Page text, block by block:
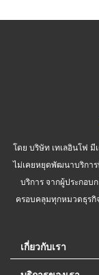
โดย บริษัท เทเลอินโฟ มี
ไม่เคยหยุดพัฒนาบริกา
บริการ จากผู้ประกอบ
ครอบคลุมทุกหมวดธุรกิ
เกี่ยวกับเรา